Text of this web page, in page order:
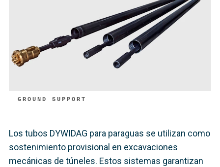
GROUND SUPPORT
Los tubos DYWIDAG para paraguas se utilizan como
sostenimiento provisional en excavaciones
mecánicas de túneles. Estos sistemas garantizan